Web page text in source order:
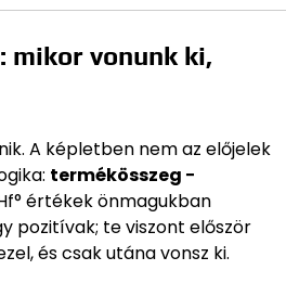
mikor vonunk ki,
A képletben nem az előjelek
termékösszeg −
értékek önmagukban
pozitívak; te viszont először
és csak utána vonsz ki.